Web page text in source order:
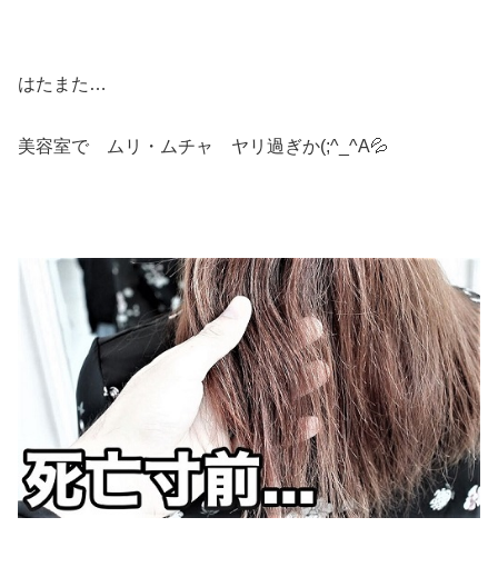
はたまた…
美容室で ムリ・ムチャ ヤリ過ぎか(;^_^A💦